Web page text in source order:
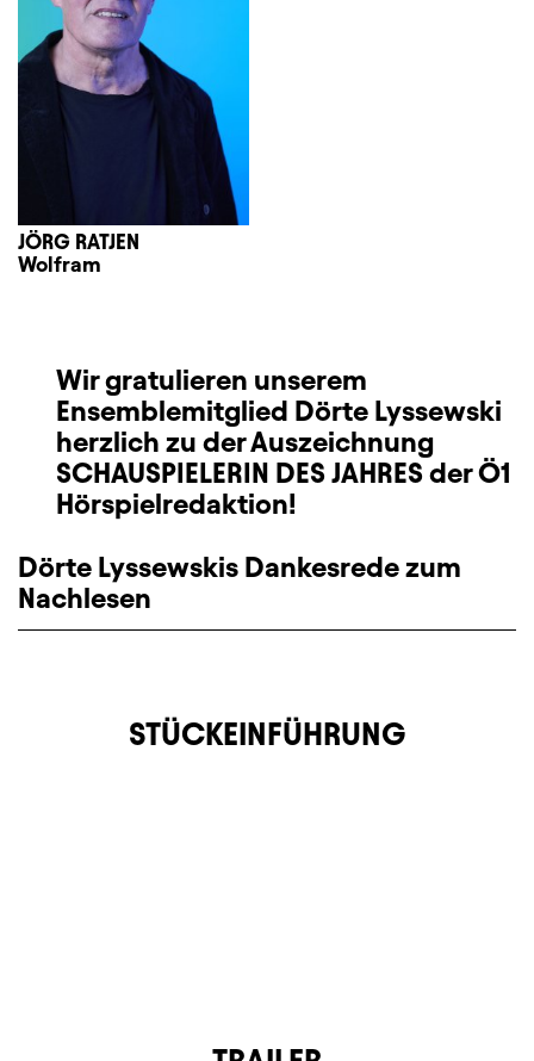
JÖRG RATJEN
Wolfram
Wir gratulieren unserem
Ensemblemitglied Dörte Lyssewski
herzlich zu der Auszeichnung
SCHAUSPIELERIN DES JAHRES der Ö1
Hörspielredaktion!
Dörte Lyssewskis Dankesrede zum
Nachlesen
STÜCKEINFÜHRUNG